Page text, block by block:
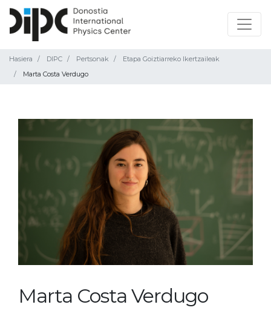
Hasiera DIPC Pertsonak
Etapa Goiztiarreko Ikertzaileak
Marta Costa Verdugo
Marta Costa Verdugo